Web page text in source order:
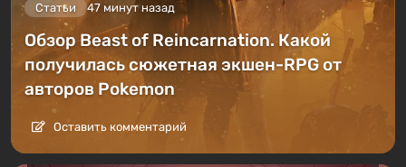
Статьи 47 минут назад
Обзор Beast of Reincarnation. Какой
получилась сюжетная экшен-RPG от
авторов Pokemon
Оставить комментарий